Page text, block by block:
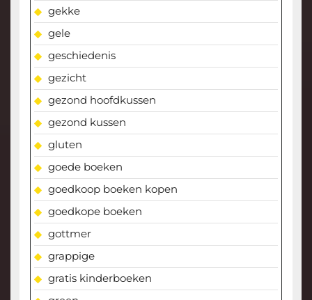
gekke
gele
geschiedenis
gezicht
gezond hoofdkussen
gezond kussen
gluten
goede boeken
goedkoop boeken kopen
goedkope boeken
gottmer
grappige
gratis kinderboeken